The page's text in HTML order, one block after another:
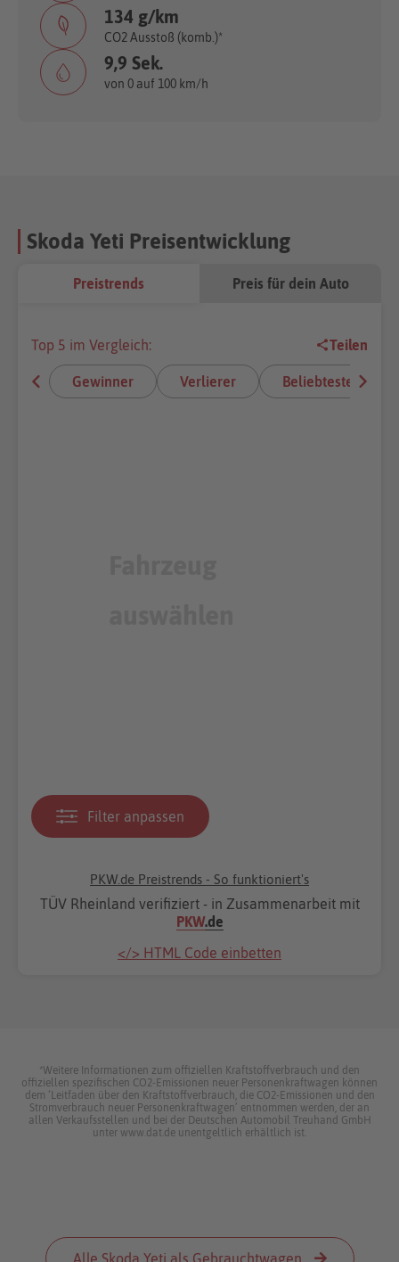
134 g/km
CO2 Ausstoß (komb.)*
9,9 Sek.
von 0 auf 100 km/h
Skoda Yeti Preisentwicklung
Preistrends Preis für dein Auto
Top 5 im Vergleich:
Gewinner Verlierer Beliebteste E-
Teilen
Filter anpassen
PKW.de Preistrends - So funktioniert's
TÜV Rheinland verifiziert - in Zusammenarbeit mit
PKW.de
</> HTML Code einbetten
*Weitere Informationen zum offiziellen Kraftstoffverbrauch und den
offiziellen spezifischen CO2-Emissionen neuer Personenkraftwagen können
dem ‘Leitfaden über den Kraftstoffverbrauch, die CO2-Emissionen und den
Stromverbrauch neuer Personenkraftwagen’ entnommen werden, der an
allen Verkaufsstellen und bei der Deutschen Automobil Treuhand GmbH
unter www.dat.de unentgeltlich erhältlich ist.
Alle Skoda Yeti als Gebrauchtwagen